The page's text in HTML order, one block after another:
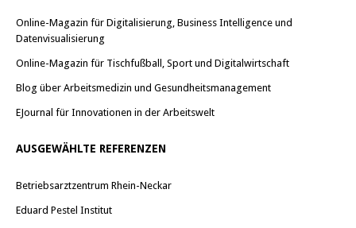
Online-Magazin für Digitalisierung, Business Intelligence und
Datenvisualisierung
Online-Magazin für Tischfußball, Sport und Digitalwirtschaft
Blog über Arbeitsmedizin und Gesundheitsmanagement
EJournal für Innovationen in der Arbeitswelt
AUSGEWÄHLTE REFERENZEN
Betriebsarztzentrum Rhein-Neckar
Eduard Pestel Institut